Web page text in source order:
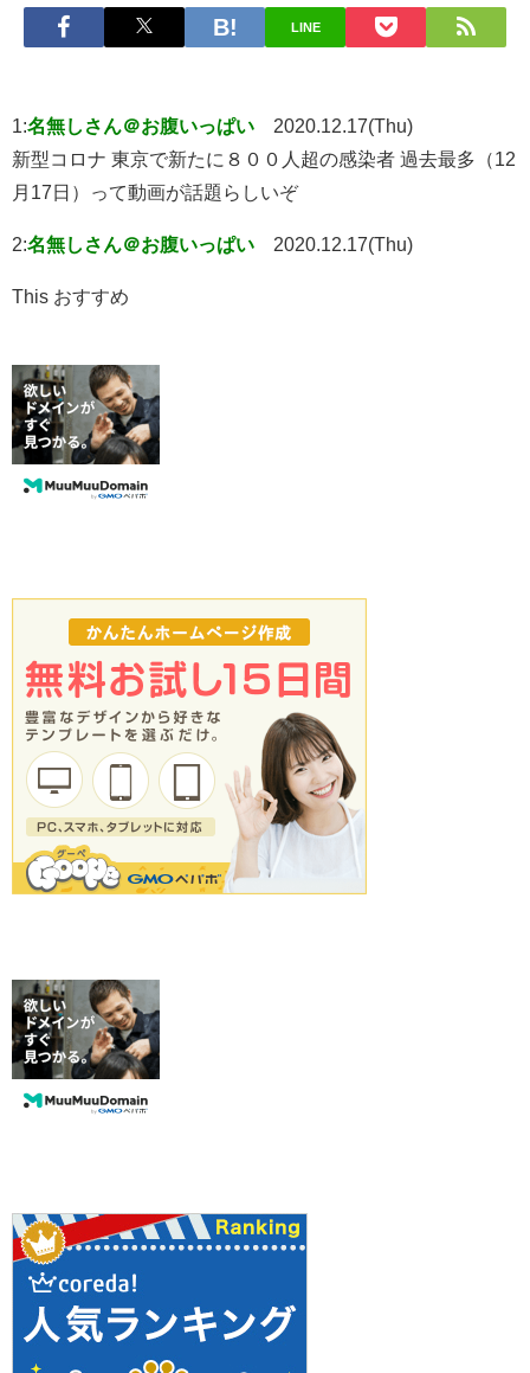
LINE
1:名無しさん＠お腹いっぱい
2020.12.17(Thu)
新型コロナ 東京で新たに８００人超の感染者 過去最多（12
月17日）って動画が話題らしいぞ
2:名無しさん＠お腹いっぱい 2020.12.17(Thu)
This おすすめ